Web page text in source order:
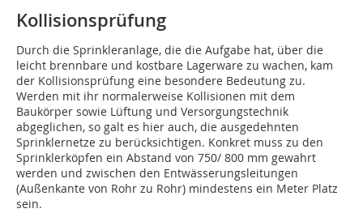
Kollisionsprüfung
Durch die Sprinkleranlage, die die Aufgabe hat, über die
leicht brennbare und kostbare Lagerware zu wachen, kam
der Kollisionsprüfung eine besondere Bedeutung zu.
Werden mit ihr normalerweise Kollisionen mit dem
Baukörper sowie Lüftung und Versorgungstechnik
abgeglichen, so galt es hier auch, die ausgedehnten
Sprinklernetze zu berücksichtigen. Konkret muss zu den
Sprinklerköpfen ein Abstand von 750/ 800 mm gewahrt
werden und zwischen den Entwässerungsleitungen
(Außenkante von Rohr zu Rohr) mindestens ein Meter Platz
sein.